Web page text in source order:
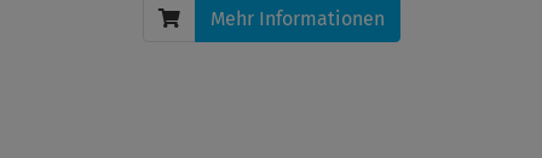
Mehr Informationen